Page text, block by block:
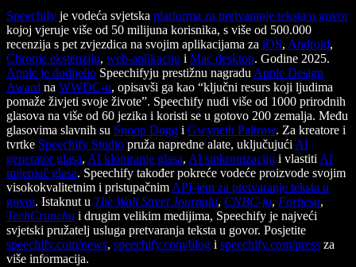
Speechify je vodeća svjetska platforma za pretvaranje teksta u govor
kojoj vjeruje više od 50 milijuna korisnika, s više od 500.000
recenzija s pet zvjezdica na svojim aplikacijama za iOS, Android,
Chrome ekstenziju, web-aplikaciju i Mac desktop. Godine 2025.
Apple je dodijelio Speechifyju prestižnu nagradu Apple Design
Award na WWDC-u, opisavši ga kao “ključni resurs koji ljudima
pomaže živjeti svoje živote”. Speechify nudi više od 1000 prirodnih
glasova na više od 60 jezika i koristi se u gotovo 200 zemalja. Među
glasovima slavnih su Snoop Dogg i Gwyneth Paltrow. Za kreatore i
tvrtke Speechify Studio pruža napredne alate, uključujući AI
generator glasa, AI kloniranje glasa, AI sinkronizaciju i vlastiti AI
mijenjač glasa. Speechify također pokreće vodeće proizvode svojim
visokokvalitetnim i pristupačnim API-jem za pretvaranje teksta u
govor. Istaknut u The Wall Street Journalu, CNBC-ju, Forbesu,
TechCrunchu i drugim velikim medijima, Speechify je najveći
svjetski pružatelj usluga pretvaranja teksta u govor. Posjetite
speechify.com/news, speechify.com/blog i speechify.com/press za
više informacija.